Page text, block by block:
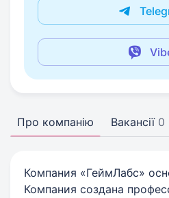
Про компанію Вакансії 0
Компания «ГеймЛабс»
Компания создана